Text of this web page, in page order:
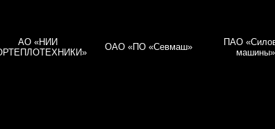
АО «НИИ
ОАО «ПО «Севмаш»
ПАО
машины»